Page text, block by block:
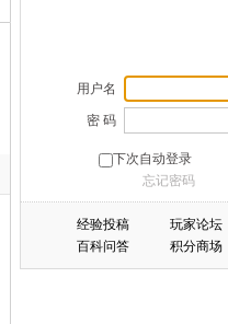
用户名
密 码
下次自动登录
忘记密码
经验投稿 玩家论坛
百科问答
积分商场